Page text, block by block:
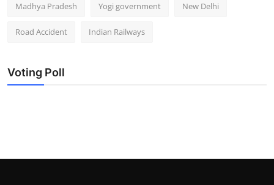
Madhya Pradesh Yogi government New Delhi
Road Accident Indian Railways
Voting Poll